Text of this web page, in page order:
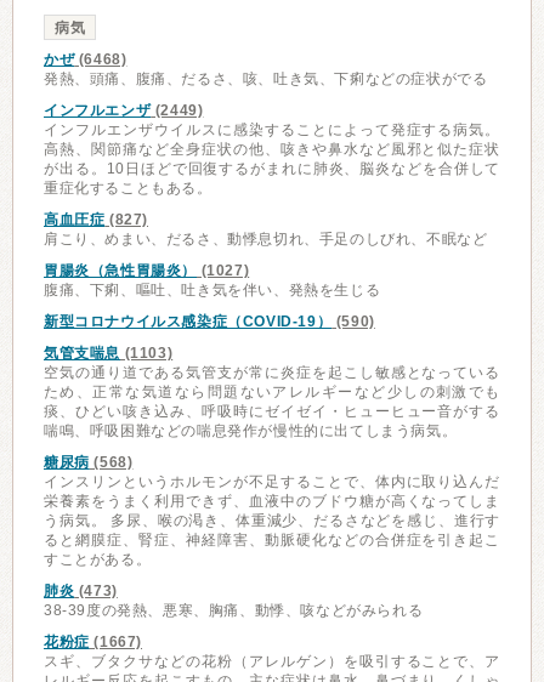
病気
かぜ(6468)
発熱、頭痛、腹痛、だるさ、咳、吐き気、下痢などの症状がでる
インフルエンザ(2449)
インフルエンザウイルスに感染することによって発症する病気。
高熱、関節痛など全身症状の他、咳きや鼻水など風邪と似た症状
が出る。10日ほどで回復するがまれに肺炎、脳炎などを合併して
重症化することもある。
高血圧症 (827)
肩こり、めまい、だるさ、動悸息切れ、手足のしびれ、不眠など
胃腸炎（急性胃腸炎）
(1027)
腹痛、下痢、嘔吐、吐き気を伴い、発熱を生じる
新型コロナウイルス感染症（COVID-19）
(590)
気管支喘息 (1103)
空気の通り道である気管支が常に炎症を起こし敏感となっている
ため、正常な気道なら問題ないアレルギーなど少しの刺激でも
痰、ひどい咳き込み、呼吸時にゼイゼイ・ヒューヒュー音がする
喘鳴、呼吸困難などの喘息発作が慢性的に出てしまう病気。
糖尿病 (568)
インスリンというホルモンが不足することで、体内に取り込んだ
栄養素をうまく利用できず、血液中のブドウ糖が高くなってしま
う病気。 多尿、喉の渇き、体重減少、だるさなどを感じ、進行す
ると網膜症、腎症、神経障害、動脈硬化などの合併症を引き起こ
すことがある。
肺炎 (473)
38-39度の発熱、悪寒、胸痛、動悸、咳などがみられる
花粉症 (1667)
スギ、ブタクサなどの花粉（アレルゲン）を吸引することで、ア